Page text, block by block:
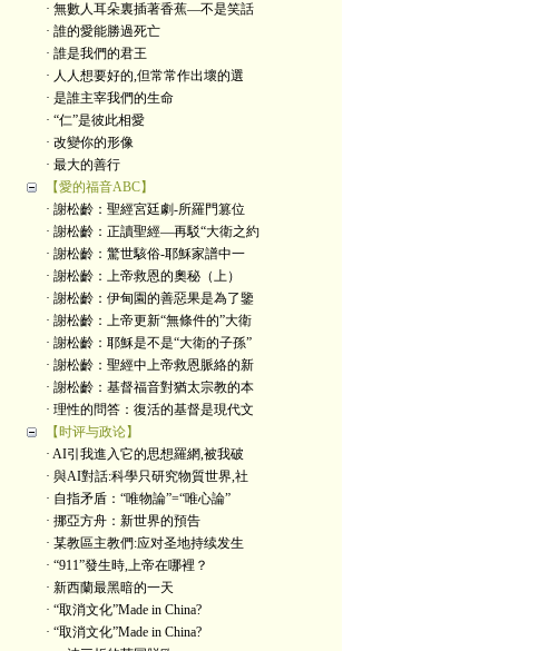
· 無數人耳朵裏插著香蕉—不是笑話
· 誰的愛能勝過死亡
· 誰是我們的君王​
· 人人想要好的,但常常作出壞的選
· 是誰主宰我們的生命
· “仁”是彼此相愛
· 改變你的形像
· 最大的善行
【愛的福音ABC】
· 謝松齡：聖經宮廷劇-所羅門篡位
· 謝松齡：正讀聖經—再駁“大衛之約
· 謝松齡：驚世駭俗-耶穌家譜中一
· 謝松齡：上帝救恩的奧秘（上）
· 謝松齡：伊甸園的善惡果是為了鑒
· 謝松齡：上帝更新“無條件的”大衛
· 謝松齡：耶穌是不是“大衛的子孫”
· 謝松齡：聖經中上帝救恩脈絡的新
· 謝松齡：基督福音對猶太宗教的本
· 理性的問答：復活的基督是現代文
【时评与政论】
· AI引我進入它的思想羅網,被我破
· 與AI對話:科學只研究物質世界,社
· 自指矛盾：“唯物論”=“唯心論”
· 挪亞方舟：新世界的預告
· 某教區主教們:应对圣地持续发生
· “911”發生時,上帝在哪裡？
· 新西蘭最黑暗的一天
· “取消文化”Made in China?
· “取消文化”Made in China?